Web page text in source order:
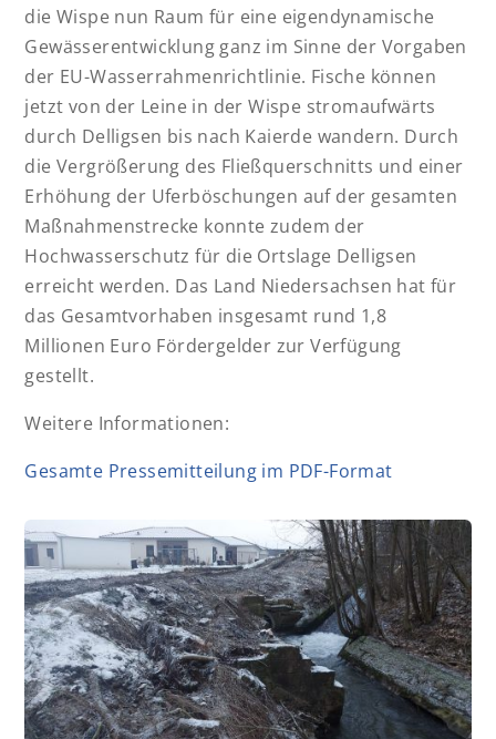
die Wispe nun Raum für eine eigendynamische
Gewässerentwicklung ganz im Sinne der Vorgaben
der EU-Wasserrahmenrichtlinie. Fische können
jetzt von der Leine in der Wispe stromaufwärts
durch Delligsen bis nach Kaierde wandern. Durch
die Vergrößerung des Fließquerschnitts und einer
Erhöhung der Uferböschungen auf der gesamten
Maßnahmenstrecke konnte zudem der
Hochwasserschutz für die Ortslage Delligsen
erreicht werden. Das Land Niedersachsen hat für
das Gesamtvorhaben insgesamt rund 1,8
Millionen Euro Fördergelder zur Verfügung
gestellt.
Weitere Informationen:
Gesamte Pressemitteilung im PDF-Format